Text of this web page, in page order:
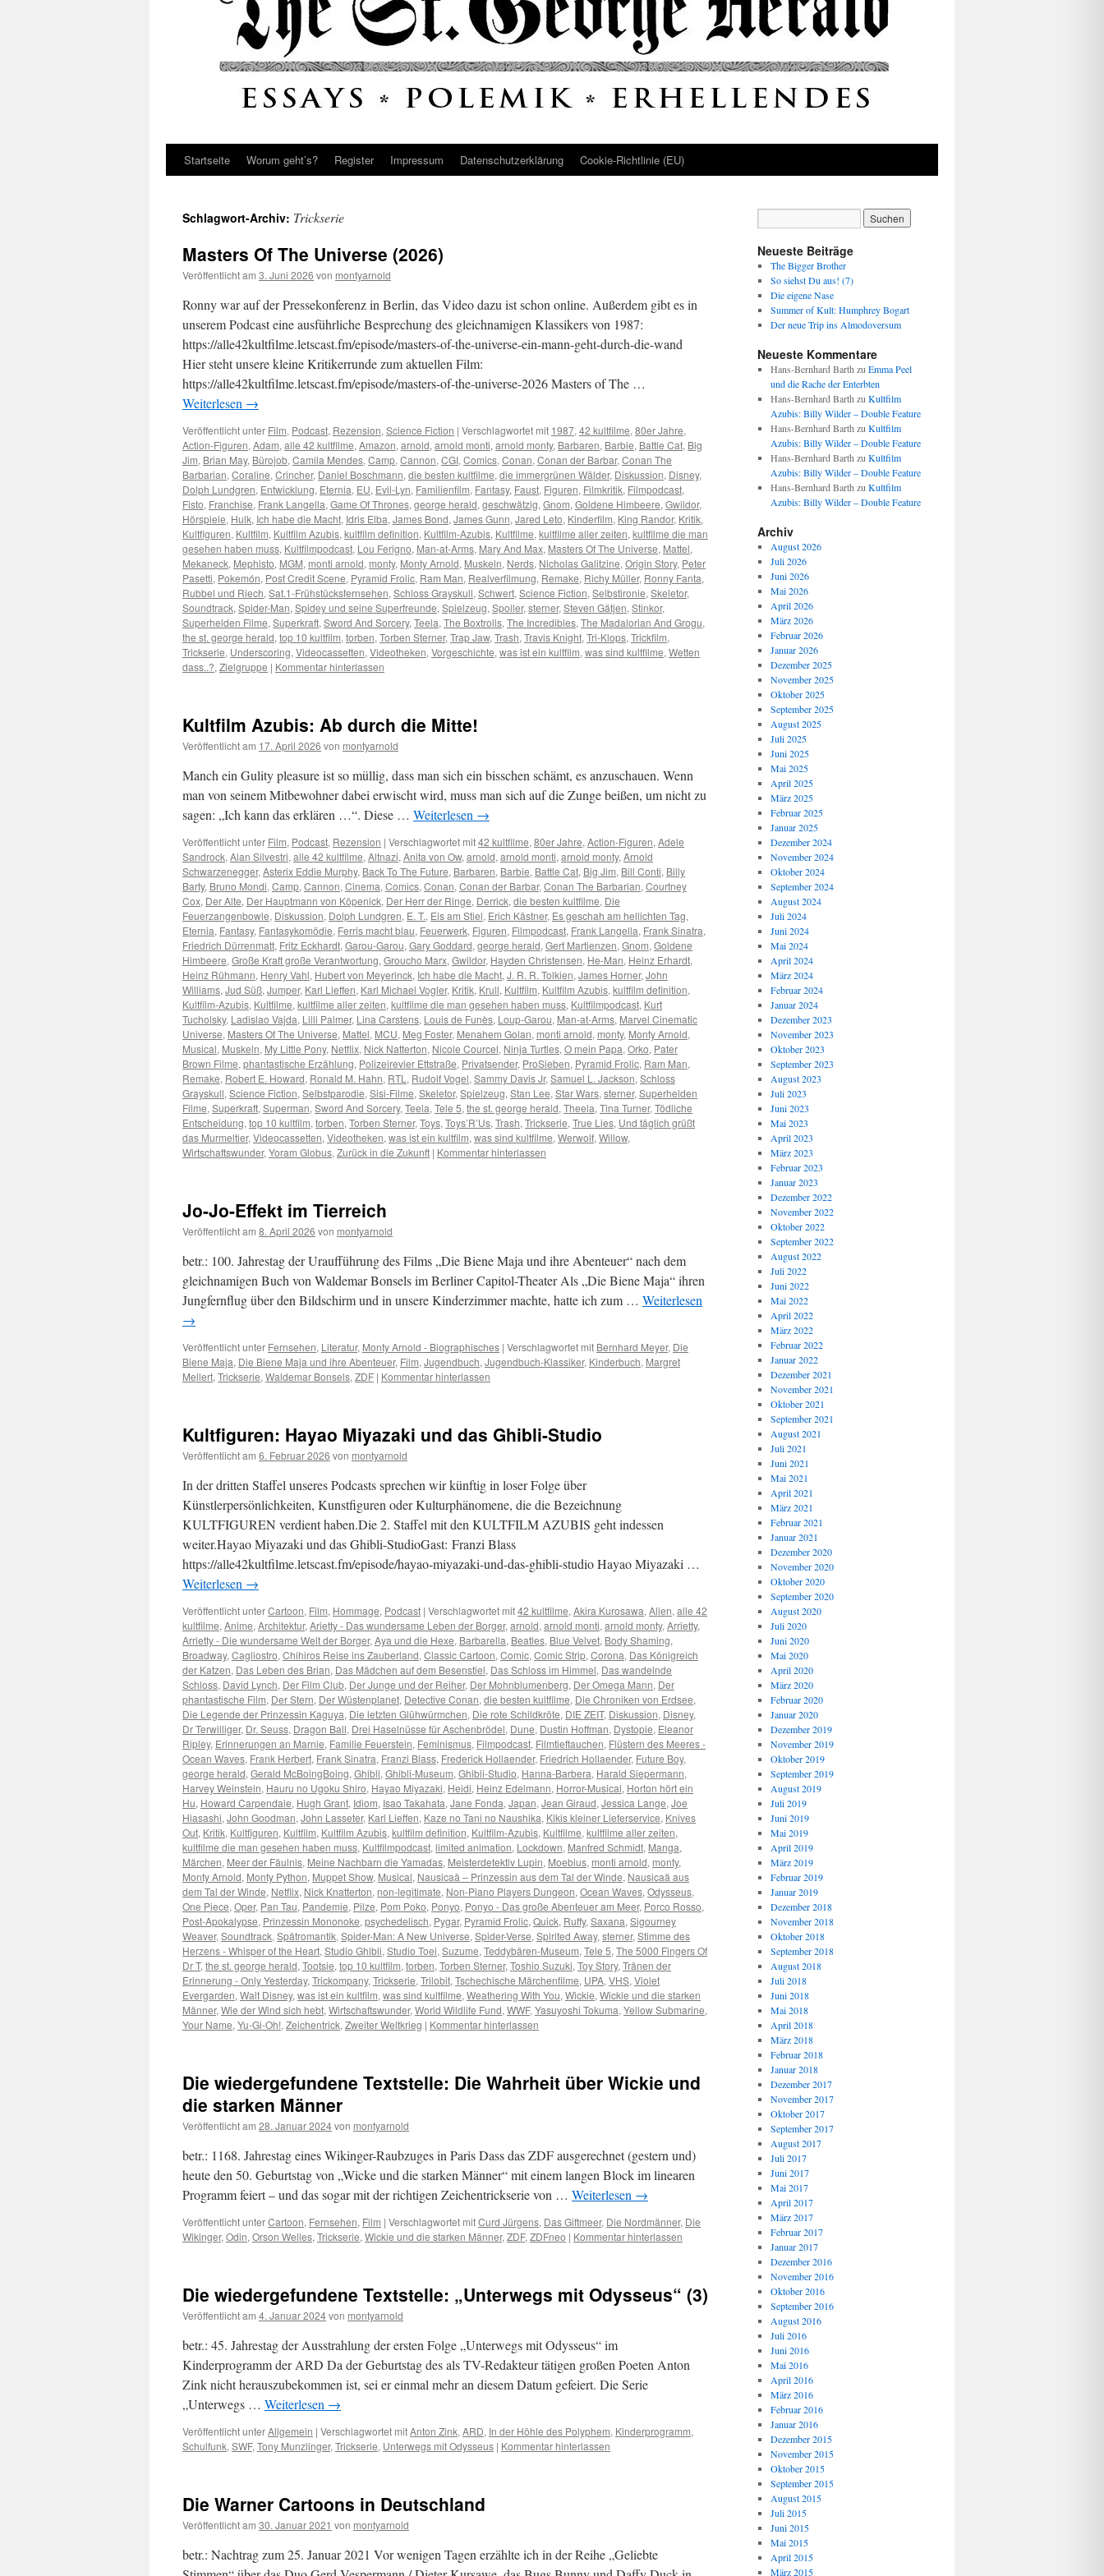
Startseite Worum geht’s? Register Impressum Datenschutz­erklärung Cookie-Richtlinie (EU)
Schlagwort-Archiv: Trickserie
Masters Of The Universe (2026)
Veröffentlicht am 3. Juni 2026 von montyarnold
Ronny war auf der Pressekonferenz in Berlin, das Video dazu ist schon online. Außerdem gibt es in
unserem Podcast eine ausführliche Besprechung des gleichnamigen Klassikers von 1987:
https://alle42kultfilme.letscast.fm/episode/masters-of-the-universe-ein-mann-geht-durch-die-wand
Hier steht unsere kleine Kritikerrunde zum aktuellen Film:
https://alle42kultfilme.letscast.fm/episode/masters-of-the-universe-2026 Masters of The …
Weiterlesen →
Veröffentlicht unter Film, Podcast, Rezension, Science Fiction | Verschlagwortet mit 1987, 42 kultfilme, 80er Jahre,
Action-Figuren, Adam, alle 42 kultfilme, Amazon, arnold, arnold monti, arnold monty, Barbaren, Barbie, Battle Cat, Big
Jim, Brian May, Bürojob, Camila Mendes, Camp, Cannon, CGI, Comics, Conan, Conan der Barbar, Conan The
Barbarian, Coraline, Crincher, Daniel Boschmann, die besten kultfilme, die immergrünen Wälder, Diskussion, Disney,
Dolph Lundgren, Entwicklung, Eternia, EU, Evil-Lyn, Familienfilm, Fantasy, Faust, Figuren, Filmkritik, Filmpodcast,
Fisto, Franchise, Frank Langella, Game Of Thrones, george herald, geschwätzig, Gnom, Goldene Himbeere, Gwildor,
Hörspiele, Hulk, Ich habe die Macht, Idris Elba, James Bond, James Gunn, Jared Leto, Kinderfilm, King Randor, Kritik,
Kultfiguren, Kultfilm, Kultfilm Azubis, kultfilm definition, Kultfilm-Azubis, Kultfilme, kultfilme aller zeiten, kultfilme die man
gesehen haben muss, Kultfilmpodcast, Lou Ferigno, Man-at-Arms, Mary And Max, Masters Of The Universe, Mattel,
Mekaneck, Mephisto, MGM, monti arnold, monty, Monty Arnold, Muskeln, Nerds, Nicholas Galitzine, Origin Story, Peter
Pasetti, Pokemón, Post Credit Scene, Pyramid Frolic, Ram Man, Realverfilmung, Remake, Richy Müller, Ronny Fanta,
Rubbel und Riech, Sat.1-Frühstücksfernsehen, Schloss Grayskull, Schwert, Science Fiction, Selbstironie, Skeletor,
Soundtrack, Spider-Man, Spidey und seine Superfreunde, Spielzeug, Spoiler, sterner, Steven Gätjen, Stinkor,
Superhelden Filme, Superkraft, Sword And Sorcery, Teela, The Boxtrolls, The Incredibles, The Madalorian And Grogu,
the st. george herald, top 10 kultfilm, torben, Torben Sterner, Trap Jaw, Trash, Travis Knight, Tri-Klops, Trickfilm,
Trickserie, Underscoring, Videocassetten, Videotheken, Vorgeschichte, was ist ein kultfilm, was sind kultfilme, Wetten
dass..?, Zielgruppe | Kommentar hinterlassen
Kultfilm Azubis: Ab durch die Mitte!
Veröffentlicht am 17. April 2026 von montyarnold
Manch ein Gulity pleasure ist so müllig, dass man sich ein bisschen schämt, es anzuschauen. Wenn
man von seinem Mitbewohner dabei erwischt wird, muss man sich auf die Zunge beißen, um nicht zu
sagen: „Ich kann das erklären …“. Diese … Weiterlesen →
Veröffentlicht unter Film, Podcast, Rezension | Verschlagwortet mit42 kultfilme, 80er Jahre, Action-Figuren, Adele
Sandrock, Alan Silvestri, alle 42 kultfilme, Altnazi, Anita von Ow, arnold, arnold monti, arnold monty, Arnold
Schwarzenegger, Asterix Eddie Murphy, Back To The Future, Barbaren, Barbie, Battle Cat, Big Jim, Bill Conti, Billy
Barty, Bruno Mondi, Camp, Cannon, Cinema, Comics, Conan, Conan der Barbar, Conan The Barbarian, Courtney
Cox, Der Alte, Der Hauptmann von Köpenick, Der Herr der Ringe, Derrick, die besten kultfilme, Die
Feuerzangenbowle, Diskussion, Dolph Lundgren, E. T., Eis am Stiel, Erich Kästner, Es geschah am hellichten Tag,
Eternia, Fantasy, Fantasykomödie, Ferris macht blau, Feuerwerk, Figuren, Filmpodcast, Frank Langella, Frank Sinatra,
Friedrich Dürrenmatt, Fritz Eckhardt, Garou-Garou, Gary Goddard, george herald, Gert Martienzen, Gnom, Goldene
Himbeere, Große Kraft große Verantwortung, Groucho Marx, Gwildor, Hayden Christensen, He-Man, Heinz Erhardt,
Heinz Rühmann, Henry Vahl, Hubert von Meyerinck, Ich habe die Macht, J. R. R. Tolkien, James Horner, John
Williams, Jud Süß, Jumper, Karl Lieffen, Karl Michael Vogler, Kritik, Krull, Kultfilm, Kultfilm Azubis, kultfilm definition,
Kultfilm-Azubis, Kultfilme, kultfilme aller zeiten, kultfilme die man gesehen haben muss, Kultfilmpodcast, Kurt
Tucholsky, Ladislao Vajda, Lilli Palmer, Lina Carstens, Louis de Funès, Loup-Garou, Man-at-Arms, Marvel Cinematic
Universe, Masters Of The Universe, Mattel, MCU, Meg Foster, Menahem Golan, monti arnold, monty, Monty Arnold,
Musical, Muskeln, My Little Pony, Netflix, Nick Natterton, Nicole Courcel, Ninja Turtles, O mein Papa, Orko, Pater
Brown Filme, phantastische Erzählung, Polizeirevier Ettstraße, Privatsender, ProSieben, Pyramid Frolic, Ram Man,
Remake, Robert E. Howard, Ronald M. Hahn, RTL , Rudolf Vogel, Sammy Davis Jr, Samuel L. Jackson, Schloss
Grayskull, Science Fiction, Selbstparodie, Sisi-Filme, Skeletor, Spielzeug, Stan Lee, Star Wars, sterner, Superhelden
Filme, Superkraft, Superman, Sword And Sorcery, Teela, Tele 5, the st. george herald, Theela, Tina Turner, Tödliche
Entscheidung, top 10 kultfilm, torben, Torben Sterner, Toys, Toys’R’Us, Trash, Trickserie, True Lies, Und täglich grüßt
das Murmeltier, Videocassetten, Videotheken, was ist ein kultfilm, was sind kultfilme, Werwolf, Willow,
Wirtschaftswunder, Yoram Globus, Zurück in die Zukunft | Kommentar hinterlassen
Jo-Jo-Effekt im Tierreich
Veröffentlicht am 8. April 2026 von montyarnold
betr.: 100. Jahrestag der Uraufführung des Films „Die Biene Maja und ihre Abenteuer“ nach dem
gleichnamigen Buch von Waldemar Bonsels im Berliner Capitol-Theater Als „Die Biene Maja“ ihren
Jungfernflug über den Bildschirm und in unsere Kinderzimmer machte, hatte ich zum … Weiterlesen
→
Veröffentlicht unter Fernsehen, Literatur, Monty Arnold - Biographisches | Verschlagwortet mit Bernhard Meyer, Die
Biene Maja, Die Biene Maja und ihre Abenteuer, Film, Jugendbuch, Jugendbuch-Klassiker, Kinderbuch, Margret
Mellert, Trickserie, Waldemar Bonsels, ZDF | Kommentar hinterlassen
Kultfiguren: Hayao Miyazaki und das Ghibli-Studio
Veröffentlicht am 6. Februar 2026 von montyarnold
In der dritten Staffel unseres Podcasts sprechen wir künftig in loser Folge über
Künstlerpersönlichkeiten, Kunstfiguren oder Kulturphänomene, die die Bezeichnung
KULTFIGUREN verdient haben.Die 2. Staffel mit den KULTFILM AZUBIS geht indessen
weiter.Hayao Miyazaki und das Ghibli-StudioGast: Franzi Blass
https://alle42kultfilme.letscast.fm/episode/hayao-miyazaki-und-das-ghibli-studio Hayao Miyazaki …
Weiterlesen →
Veröffentlicht unterCartoon, Film, Hommage, Podcast | Verschlagwortet mit42 kultfilme, Akira Kurosawa, Alien, alle 42
kultfilme, Anime, Architektur, Arietty - Das wundersame Leben der Borger, arnold, arnold monti, arnold monty, Arrietty,
Arrietty - Die wundersame Welt der Borger, Aya und die Hexe, Barbarella, Beatles, Blue Velvet, Body Shaming,
Broadway, Cagliostro, Chihiros Reise ins Zauberland, Classic Cartoon, Comic, Comic Strip, Corona, Das Königreich
der Katzen, Das Leben des Brian, Das Mädchen auf dem Besenstiel, Das Schloss im Himmel, Das wandelnde
Schloss, David Lynch, Der Film Club, Der Junge und der Reiher, Der Mohnblumenberg, Der Omega Mann, Der
phantastische Film, Der Stern, Der Wüstenplanet, Detective Conan, die besten kultfilme, Die Chroniken von Erdsee,
Die Legende der Prinzessin Kaguya, Die letzten Glühwürmchen, Die rote Schildkröte, DIE ZEIT, Diskussion, Disney,
Dr Terwilliger, Dr. Seuss, Dragon Ball, Drei Haselnüsse für Aschenbrödel, Dune, Dustin Hoffman, Dystopie, Eleanor
Ripley, Erinnerungen an Marnie, Familie Feuerstein, Feminismus, Filmpodcast, Filmtieftauchen, Flüstern des Meeres -
Ocean Waves, Frank Herbert, Frank Sinatra, Franzi Blass, Frederick Hollaender, Friedrich Hollaender, Future Boy,
george herald, Gerald McBoingBoing, Ghibli, Ghibli-Museum, Ghibli-Studio, Hanna-Barbera, Harald Siepermann,
Harvey Weinstein, Hauru no Ugoku Shiro, Hayao Miyazaki, Heidi, Heinz Edelmann, Horror-Musical, Horton hört ein
Hu, Howard Carpendale, Hugh Grant, Idiom, Isao Takahata, Jane Fonda, Japan, Jean Giraud, Jessica Lange, Joe
Hiasashi, John Goodman, John Lasseter, Karl Lieffen, Kaze no Tani no Naushika, Kikis kleiner Lieferservice, Knives
Out, Kritik, Kultfiguren, Kultfilm, Kultfilm Azubis, kultfilm definition, Kultfilm-Azubis, Kultfilme, kultfilme aller zeiten,
kultfilme die man gesehen haben muss, Kultfilmpodcast, limited animation, Lockdown, Manfred Schmidt, Manga,
Märchen, Meer der Fäulnis, Meine Nachbarn die Yamadas, Meisterdetektiv Lupin, Moebius, monti arnold, monty,
Monty Arnold, Monty Python, Muppet Show, Musical, Nausicaä – Prinzessin aus dem Tal der Winde, Nausicaä aus
dem Tal der Winde, Netflix, Nick Knatterton, non-legitimate, Non-Piano Players Dungeon, Ocean Waves, Odysseus,
One Piece, Oper, Pan Tau, Pandemie, Pilze, Pom Poko, Ponyo, Ponyo - Das große Abenteuer am Meer, Porco Rosso,
Post-Apokalypse, Prinzessin Mononoke, psychedelisch, Pygar, Pyramid Frolic, Quick, Ruffy, Saxana, Sigourney
Weaver, Soundtrack, Spätromantik, Spider-Man: A New Universe, Spider-Verse, Spirited Away, sterner, Stimme des
Herzens - Whisper of the Heart, Studio Ghibli, Studio Toei, Suzume, Teddybären-Museum, Tele 5, The 5000 Fingers Of
Dr T, the st. george herald, Tootsie, top 10 kultfilm, torben, Torben Sterner, Toshio Suzuki, Toy Story, Tränen der
Erinnerung - Only Yesterday, Trickompany, Trickserie, Trilobit, Tschechische Märchenfilme, UPA, VHS, Violet
Evergarden, Walt Disney, was ist ein kultfilm, was sind kultfilme, Weathering With You, Wickie, Wickie und die starken
Männer, Wie der Wind sich hebt, Wirtschaftswunder, World Wildlife Fund, WWF, Yasuyoshi Tokuma, Yellow Submarine,
Your Name, Yu-Gi-Oh!, Zeichentrick, Zweiter Weltkrieg | Kommentar hinterlassen
Die wiedergefundene Textstelle: Die Wahrheit über Wickie und
die starken Männer
Veröffentlicht am 28. Januar 2024von montyarnold
betr.: 1168. Jahrestag eines Wikinger-Raubzuges in Paris Dass das ZDF ausgerechnet (gestern und)
heute den 50. Geburtstag von „Wicke und die starken Männer“ mit einem langen Block im linearen
Programm feiert – und das sogar mit der richtigen Zeichentrickserie von … Weiterlesen →
Veröffentlicht unterCartoon, Fernsehen, Film | Verschlagwortet mitCurd Jürgens, Das Giftmeer, Die Nordmänner, Die
Wikinger, Odin, Orson Welles, Trickserie, Wickie und die starken Männer, ZDF, ZDFneo | Kommentar hinterlassen
Die wiedergefundene Textstelle: „Unterwegs mit Odysseus“ (3)
Veröffentlicht am 4. Januar 2024von montyarnold
betr.: 45. Jahrestag der Ausstrahlung der ersten Folge „Unterwegs mit Odysseus“ im
Kinderprogramm der ARD Da der Geburtstag des als TV-Redakteur tätigen großen Poeten Anton
Zink nicht herauszubekommen ist, sei er einmal mehr an diesem Datum gefeiert. Die Serie
„Unterwegs … Weiterlesen →
Veröffentlicht unterAllgemein | Verschlagwortet mitAnton Zink, ARD, In der Höhle des Polyphem, Kinderprogramm,
Schulfunk, SWF, Tony Munzlinger, Trickserie, Unterwegs mit Odysseus | Kommentar hinterlassen
Die Warner Cartoons in Deutschland
Veröffentlicht am 30. Januar 2021 von montyarnold
betr.: Nachtrag zum 25. Januar 2021 Vor wenigen Tagen erzählte ich in der Reihe „Geliebte
Neueste Beiträge
The Bigger Brother
So siehst Du aus! (7)
Die eigene Nase
Summer of Kult: Humphrey Bogart
Der neue Trip ins Almodoversum
Neueste Kommentare
Hans-Bernhard Barth zu Emma Peel
und die Rache der Enterbten
Hans-Bernhard Barth zu Kultfilm
Azubis: Billy Wilder – Double Feature
Hans-Bernhard Barth zu Kultfilm
Azubis: Billy Wilder – Double Feature
Hans-Bernhard Barth zu Kultfilm
Azubis: Billy Wilder – Double Feature
Hans-Bernhard Barth zu Kultfilm
Azubis: Billy Wilder – Double Feature
Archiv
August 2026
Juli 2026
Juni 2026
Mai 2026
April 2026
März 2026
Februar 2026
Januar 2026
Dezember 2025
November 2025
Oktober 2025
September 2025
August 2025
Juli 2025
Juni 2025
Mai 2025
April 2025
März 2025
Februar 2025
Januar 2025
Dezember 2024
November 2024
Oktober 2024
September 2024
August 2024
Juli 2024
Juni 2024
Mai 2024
April 2024
März 2024
Februar 2024
Januar 2024
Dezember 2023
November 2023
Oktober 2023
September 2023
August 2023
Juli 2023
Juni 2023
Mai 2023
April 2023
März 2023
Februar 2023
Januar 2023
Dezember 2022
November 2022
Oktober 2022
September 2022
August 2022
Juli 2022
Juni 2022
Mai 2022
April 2022
März 2022
Februar 2022
Januar 2022
Dezember 2021
November 2021
Oktober 2021
September 2021
August 2021
Juli 2021
Juni 2021
Mai 2021
April 2021
März 2021
Februar 2021
Januar 2021
Dezember 2020
November 2020
Oktober 2020
September 2020
August 2020
Juli 2020
Juni 2020
Mai 2020
April 2020
März 2020
Februar 2020
Januar 2020
Dezember 2019
November 2019
Oktober 2019
September 2019
August 2019
Juli 2019
Juni 2019
Mai 2019
April 2019
März 2019
Februar 2019
Januar 2019
Dezember 2018
November 2018
Oktober 2018
September 2018
August 2018
Juli 2018
Juni 2018
Mai 2018
April 2018
März 2018
Februar 2018
Januar 2018
Dezember 2017
November 2017
Oktober 2017
September 2017
August 2017
Juli 2017
Juni 2017
Mai 2017
April 2017
März 2017
Februar 2017
Januar 2017
Dezember 2016
November 2016
Oktober 2016
September 2016
August 2016
Juli 2016
Juni 2016
Mai 2016
April 2016
März 2016
Februar 2016
Januar 2016
Dezember 2015
November 2015
Oktober 2015
September 2015
August 2015
Juli 2015
Juni 2015
Mai 2015
April 2015
März 2015